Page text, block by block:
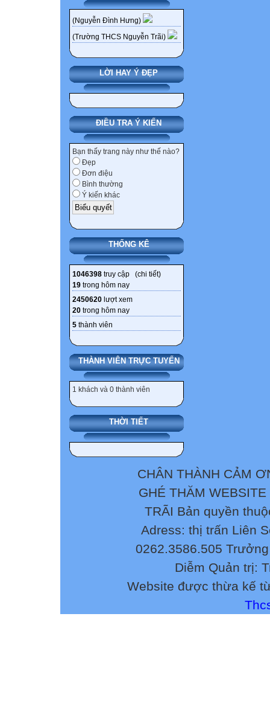
(Nguyễn Đình Hưng)
(Trường THCS Nguyễn Trãi)
LỜI HAY Ý ĐẸP
ĐIỀU TRA Ý KIẾN
Bạn thấy trang này như thế nào?
Đẹp
Đơn điệu
Bình thường
Ý kiến khác
THỐNG KÊ
1046398 truy cập (chi tiết)
19 trong hôm nay
2450620 lượt xem
20 trong hôm nay
5 thành viên
THÀNH VIÊN TRỰC TUYẾN
1 khách và 0 thành viên
THỜI TIẾT
CHÂN THÀNH CẢM
GHÉ THĂM
TRÃI Bản quyền
Adress: thị trấn Liên
0262.3586.505
Diễm Quản trị:
Website được thừa kế